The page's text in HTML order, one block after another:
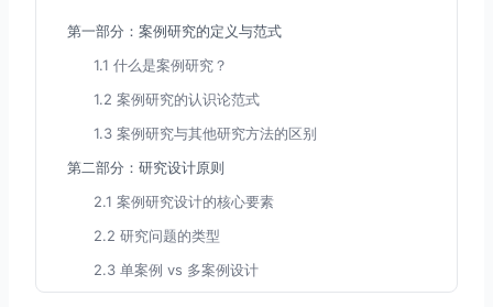
第一部分：案例研究的定义与范式
1.1 什么是案例研究？
1.2 案例研究的认识论范式
1.3 案例研究与其他研究方法的区别
第二部分：研究设计原则
2.1 案例研究设计的核心要素
2.2 研究问题的类型
2.3 单案例 vs 多案例设计